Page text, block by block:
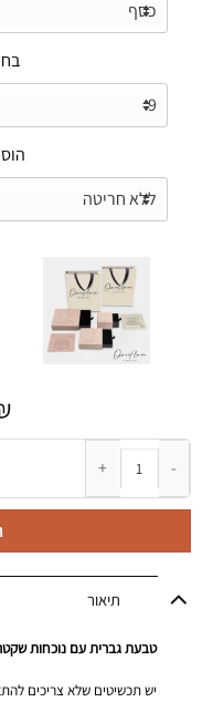
כמות של טבעת לגבר בעיצוב
תיאור
טבעת גברית עם נוכחות
יש תכשיטים שלא צריכים